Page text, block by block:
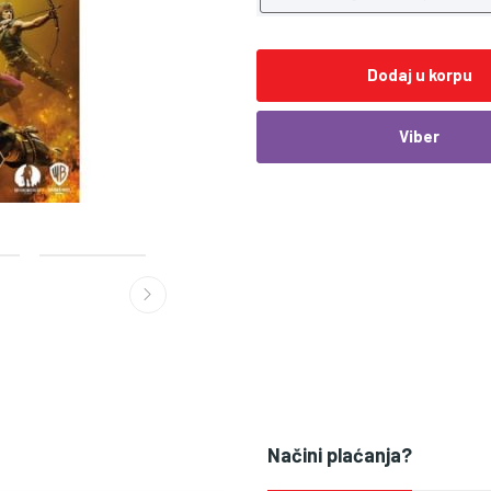
Dodaj u korpu
Viber
Načini plaćanja?